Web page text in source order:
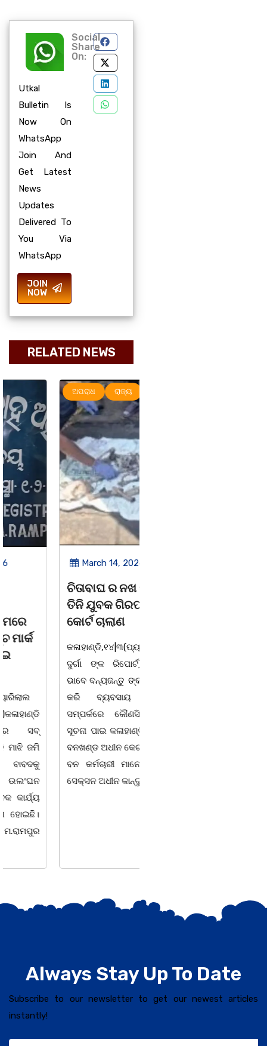
Utkal
Bulletin Is
Now On
WhatsApp
Join And
Get Latest
News
Updates
Delivered To
You Via
WhatsApp
JOIN
NOW
Social
Share
On:
RELATED NEWS
ରାଜ୍ୟ
March 14, 2026
ଚିତାବାଘ ର ନଖ ଜବତ
ତିନି ଯୁବକ ଗିରଫ ଓ
କୋର୍ଟ ଚାଲାଣ
କଳାହାଣ୍ଡି,୧୪|୩(ପ୍ୟାରିଲାଲ
ଦୁର୍ଗା ଙ୍କ ରିପୋର୍ଟ):ବେଆଇନ
ଭାବେ ବନ୍ୟଜନ୍ତୁ ଙ୍କ ର ଶିକାର
କରି ବ୍ୟବସାୟ ଚାଲୁଥିବା
ସମ୍ପର୍କରେ କୌଣସି ସୂତ୍ରରୁ
ସୂଚନା ପାଇ କଳାହାଣ୍ଡି ଉତ୍ତର
ବନଖଣ୍ଡ ଅଧୀନ କେଗାଁ ରେଞ୍ଜର
ବନ କର୍ମଚାରୀ ମାନେ ଗରଗାବ
ସେକ୍ସନ ଅଧୀନ କାନ୍ଦୁଲଝର
Always Stay Up To Date
Subscribe to our newsletter to get our newest articles
instantly!